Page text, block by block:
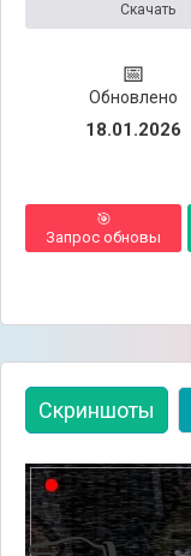
Скачать
📅
Обновлено
18.01.2026
🎯
Запрос обновы
Скриншоты